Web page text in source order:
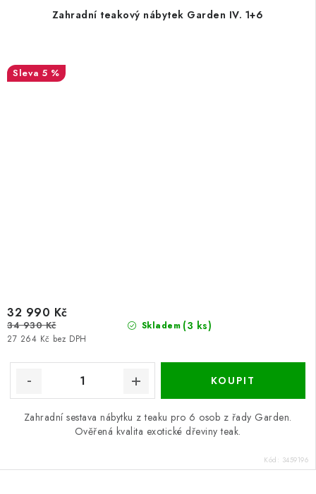
Zahradní teakový nábytek Garden IV. 1+6
5 %
Skladem (3 ks)
27 264 Kč bez DPH
32 990 Kč
34 930 Kč
Zahradní sestava nábytku z teaku pro 6 osob z řady Garden.
Ověřená kvalita exotické dřeviny teak.
Kód: 3459196